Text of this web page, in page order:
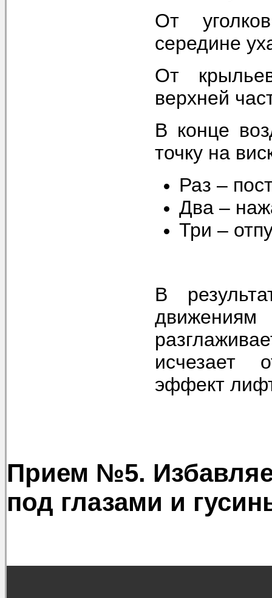
От
середине
От
верхней
В конце
точку на
Раз –
Два –
Три –
В
исчезает
эффект
Прием №5.
под глазами и